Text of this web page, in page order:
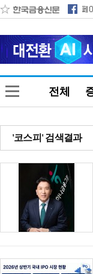
전체
'코스피' 검색결과